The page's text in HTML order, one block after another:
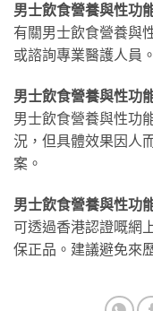
男士飲食營養與性功
有關男士飲食營養與
或諮詢專業醫護人員。
男士飲食營養與性功
男士飲食營養與性功
況，但具體效果因人
案。
男士飲食營養與性功
可透過香港認證嘅網
保正品。建議避免來